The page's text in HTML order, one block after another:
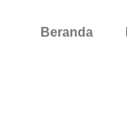
Beranda